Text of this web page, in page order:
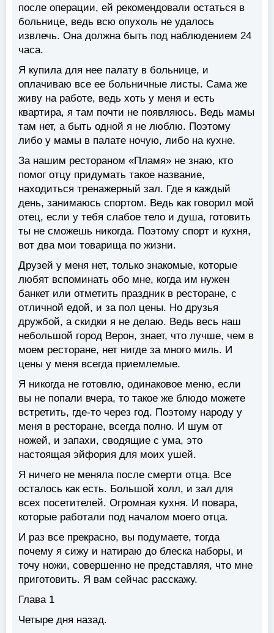
после операции, ей рекомендовали остаться в
больнице, ведь всю опухоль не удалось
извлечь. Она должна быть под наблюдением 24
часа.
Я купила для нее палату в больнице, и
оплачиваю все ее больничные листы. Сама же
живу на работе, ведь хоть у меня и есть
квартира, я там почти не появляюсь. Ведь мамы
там нет, а быть одной я не люблю. Поэтому
либо у мамы в палате ночую, либо на кухне.
За нашим рестораном «Пламя» не знаю, кто
помог отцу придумать такое название,
находиться тренажерный зал. Где я каждый
день, занимаюсь спортом. Ведь как говорил мой
отец, если у тебя слабое тело и душа, готовить
ты не сможешь никогда. Поэтому спорт и кухня,
вот два мои товарища по жизни.
Друзей у меня нет, только знакомые, которые
любят вспоминать обо мне, когда им нужен
банкет или отметить праздник в ресторане, с
отличной едой, и за пол цены. Но друзья
дружбой, а скидки я не делаю. Ведь весь наш
небольшой город Верон, знает, что лучше, чем в
моем ресторане, нет нигде за много миль. И
цены у меня всегда приемлемые.
Я никогда не готовлю, одинаковое меню, если
вы не попали вчера, то такое же блюдо можете
встретить, где-то через год. Поэтому народу у
меня в ресторане, всегда полно. И шум от
ножей, и запахи, сводящие с ума, это
настоящая эйфория для моих ушей.
Я ничего не меняла после смерти отца. Все
осталось как есть. Большой холл, и зал для
всех посетителей. Огромная кухня. И повара,
которые работали под началом моего отца.
И раз все прекрасно, вы подумаете, тогда
почему я сижу и натираю до блеска наборы, и
точу ножи, совершенно не представляя, что мне
приготовить. Я вам сейчас расскажу.
Глава 1
Четыре дня назад.